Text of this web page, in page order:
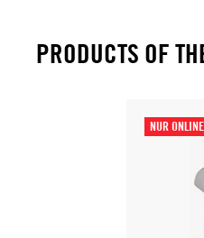
PRODUCTS OF
NUR